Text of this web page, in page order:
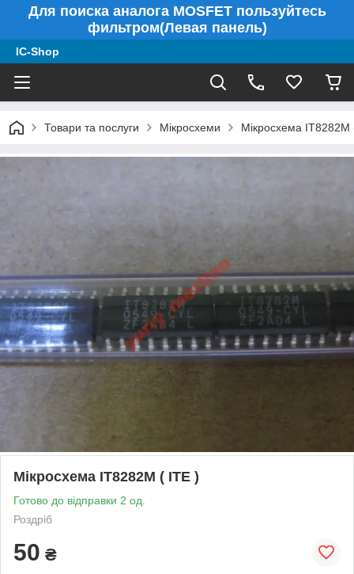
Для поиска аналога MOSFET пользуйтесь
фильтром(Левая панель)
IC-Shop
Товари та послуги Мікросхеми Мікросхема IT8282M
Мікросхема IT8282M ( ITE )
Готово до відправки 2 од.
Роздріб
50 ₴